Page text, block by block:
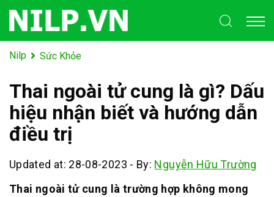
Nilp Sức Khỏe
Thai ngoài tử cung là gì? Dấu
hiệu nhận biết và hướng dẫn
điều trị
Updated at: 28-08-2023 - By: Nguyễn Hữu Trường
Thai ngoài tử cung là trường hợp không mong